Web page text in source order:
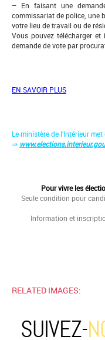
– En faisant une
commissariat de police, une
votre lieu de travail ou de
Vous pouvez télécharger
demande de vote par
EN SAVOIR PLUS
Le ministère de l’Intérieur
⇒
Pour vivre les
Seule condition pour
Information et
RELATED IMAGES:
SUIVEZ-